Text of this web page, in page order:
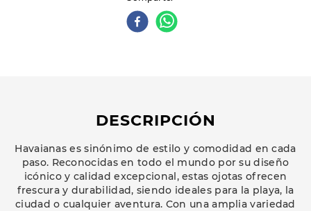
DESCRIPCIÓN
Havaianas es sinónimo de estilo y comodidad en cada
paso. Reconocidas en todo el mundo por su diseño
icónico y calidad excepcional, estas ojotas ofrecen
frescura y durabilidad, siendo ideales para la playa, la
ciudad o cualquier aventura. Con una amplia variedad